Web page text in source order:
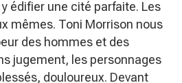
y édifier une cité parfaite. Les
mêmes. Toni Morrison nous
des hommes et des
jugement, les personnages
douloureux. Devant